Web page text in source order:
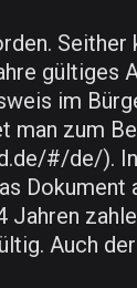
gültiges
im
man zum
#/de/).
Dokument
Auch